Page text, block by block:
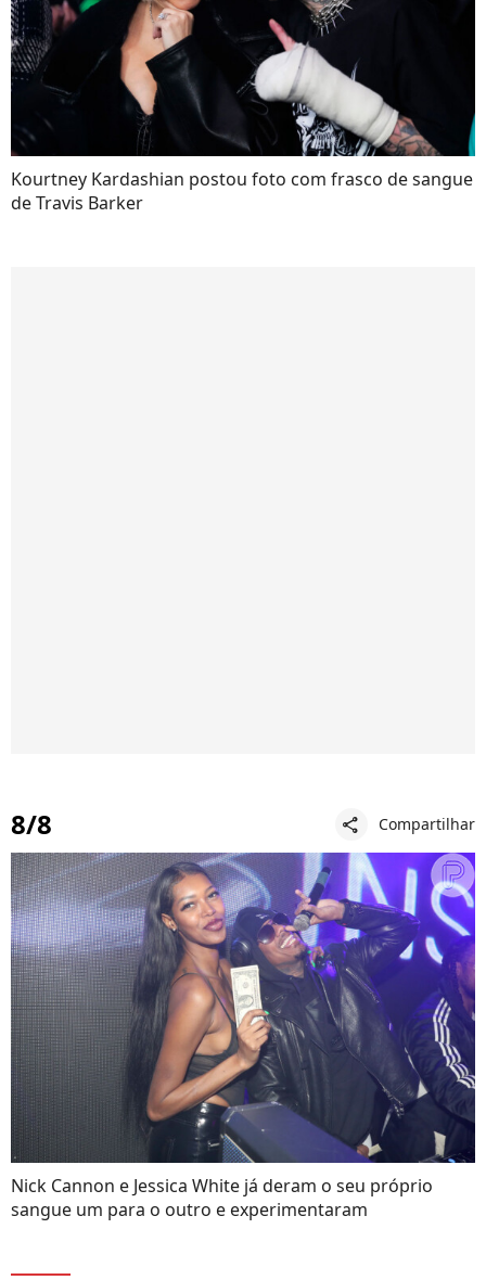
Kourtney Kardashian postou foto com frasco de sangue
de Travis Barker
8/8 share Compartilhar
Nick Cannon e Jessica White já deram o seu próprio
sangue um para o outro e experimentaram